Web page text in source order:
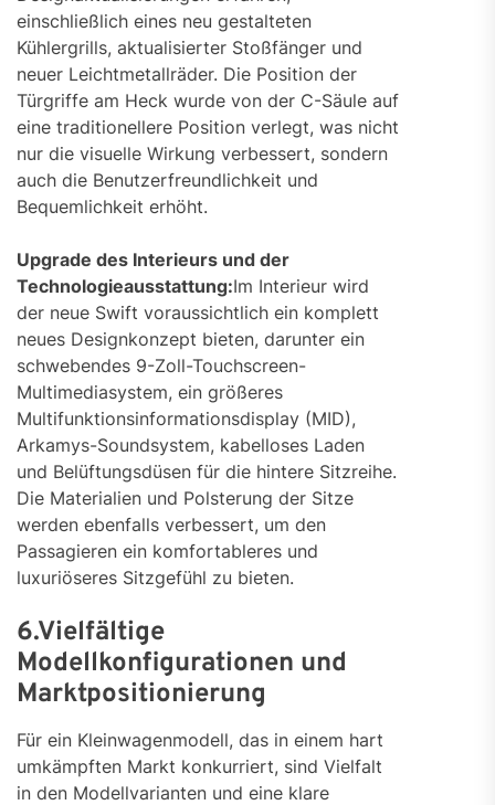
einschließlich eines neu gestalteten
Kühlergrills, aktualisierter Stoßfänger und
neuer Leichtmetallräder. Die Position der
Türgriffe am Heck wurde von der C-Säule auf
eine traditionellere Position verlegt, was nicht
nur die visuelle Wirkung verbessert, sondern
auch die Benutzerfreundlichkeit und
Bequemlichkeit erhöht.
Upgrade des Interieurs und der
Technologieausstattung:Im Interieur wird
der neue Swift voraussichtlich ein komplett
neues Designkonzept bieten, darunter ein
schwebendes 9-Zoll-Touchscreen-
Multimediasystem, ein größeres
Multifunktionsinformationsdisplay (MID),
Arkamys-Soundsystem, kabelloses Laden
und Belüftungsdüsen für die hintere Sitzreihe.
Die Materialien und Polsterung der Sitze
werden ebenfalls verbessert, um den
Passagieren ein komfortableres und
luxuriöseres Sitzgefühl zu bieten.
6.Vielfältige
Modellkonfigurationen und
Marktpositionierung
Für ein Kleinwagenmodell, das in einem hart
umkämpften Markt konkurriert, sind Vielfalt
in den Modellvarianten und eine klare